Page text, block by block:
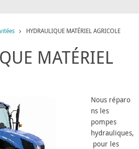
HYDRAULIQUE MATÉRIEL AGRICOLE
MATÉRIEL
Nous réparo
ns les
pompes
hydrauliques,
pour les